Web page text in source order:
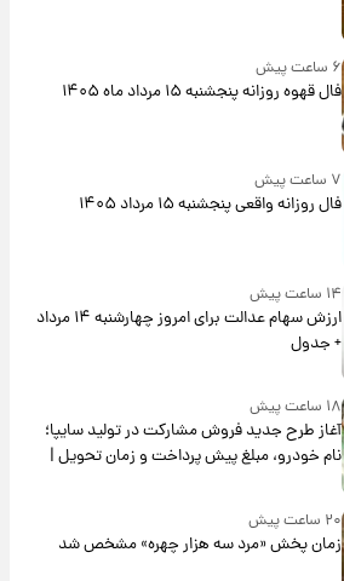
۶ ساعت پیش
فال قهوه روزانه پنجشنبه ۱۵ مرداد ماه ۱۴۰۵
۷ ساعت پیش
فال روزانه واقعی پنجشنبه ۱۵ مرداد ۱۴۰۵
۱۴ ساعت پیش
ارزش سهام عدالت برای امروز چهارشنبه ۱۴ مرداد
+ جدول
۱۸ ساعت پیش
آغاز طرح جدید فروش مشارکت در تولید سایپا؛
نام خودرو، مبلغ پیش پرداخت و زمان تحویل |
سود مشارکت چند درصد است؟
۲۰ ساعت پیش
زمان پخش «مرد سه هزار چهره» مشخص شد